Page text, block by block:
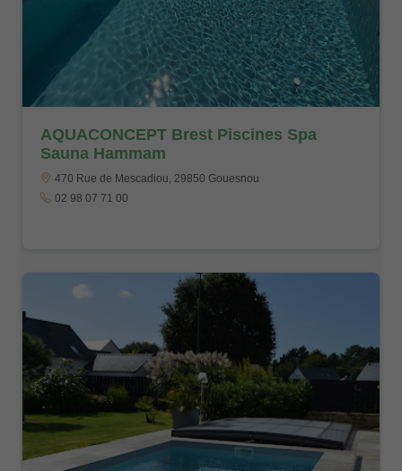
AQUACONCEPT Brest Piscines Spa
Sauna Hammam
470 Rue de Mescadiou, 29850 Gouesnou
02 98 07 71 00